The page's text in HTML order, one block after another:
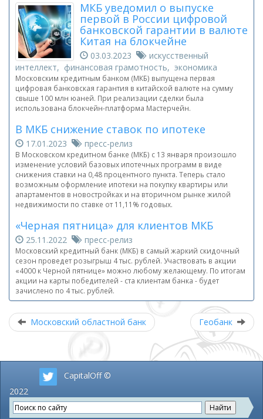
МКБ уведомил о выпуске
первой в России цифровой
банковской гарантии в валюте
Китая на блокчейне
03.03.2023
искусственный
интеллект, финансовая грамотность, экономика
Московским кредитным банком (МКБ) выпущена первая
цифровая банковская гарантия в китайской валюте на сумму
свыше 100 млн юаней. При реализации сделки была
использована блокчейн-платформа Мастерчейн.
В МКБ снижение ставок по ипотеке
17.01.2023 пресс-релиз
В Московском кредитном банке (МКБ) с 13 января произошло
изменение условий базовых ипотечных программ в виде
снижения ставки на 0,48 процентного пункта. Теперь стало
возможным оформление ипотеки на покупку квартиры или
апартаментов в новостройках и на вторичном рынке жилой
недвижимости по ставке от 11,11% годовых.
«Черная пятница» для клиентов МКБ
25.11.2022 пресс-релиз
Московский кредитный банк (МКБ) в самый жаркий скидочный
сезон проведет розыгрыш 4 тыс. рублей. Участвовать в акции
«4000 к Черной пятнице» можно любому желающему. По итогам
акции на карты победителей - ста клиентам банка - будет
зачислено по 4 тыс. рублей.
Московский областной банк Геобанк
CapitalOff ©
2022